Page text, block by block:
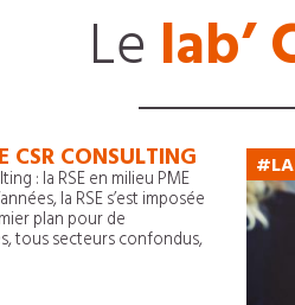
Le lab’
CSR CONSULTING
: la RSE en milieu PME
la RSE s’est imposée
plan pour de
tous secteurs confondus,
#LA